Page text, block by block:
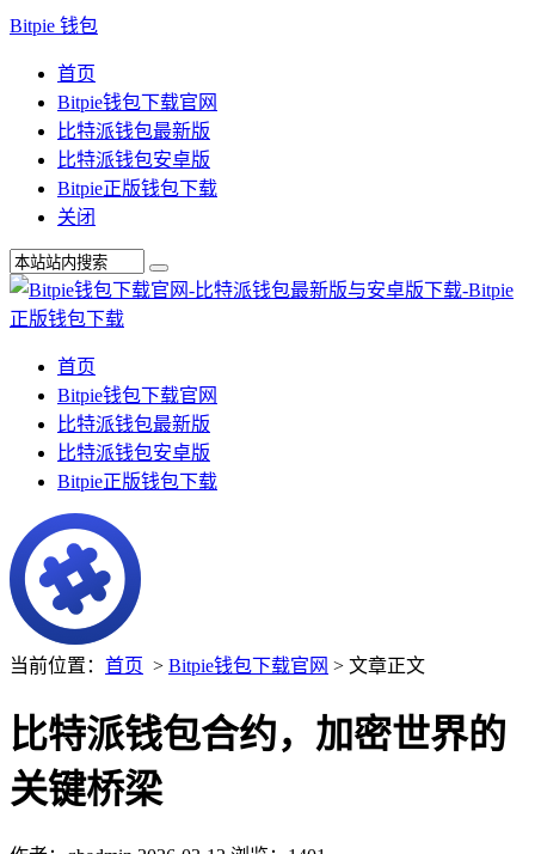
Bitpie 钱包
首页
Bitpie钱包下载官网
比特派钱包最新版
比特派钱包安卓版
Bitpie正版钱包下载
关闭
首页
Bitpie钱包下载官网
比特派钱包最新版
比特派钱包安卓版
Bitpie正版钱包下载
当前位置： 首页 > Bitpie钱包下载官网 > 文章正文
比特派钱包合约，加密世界的
关键桥梁